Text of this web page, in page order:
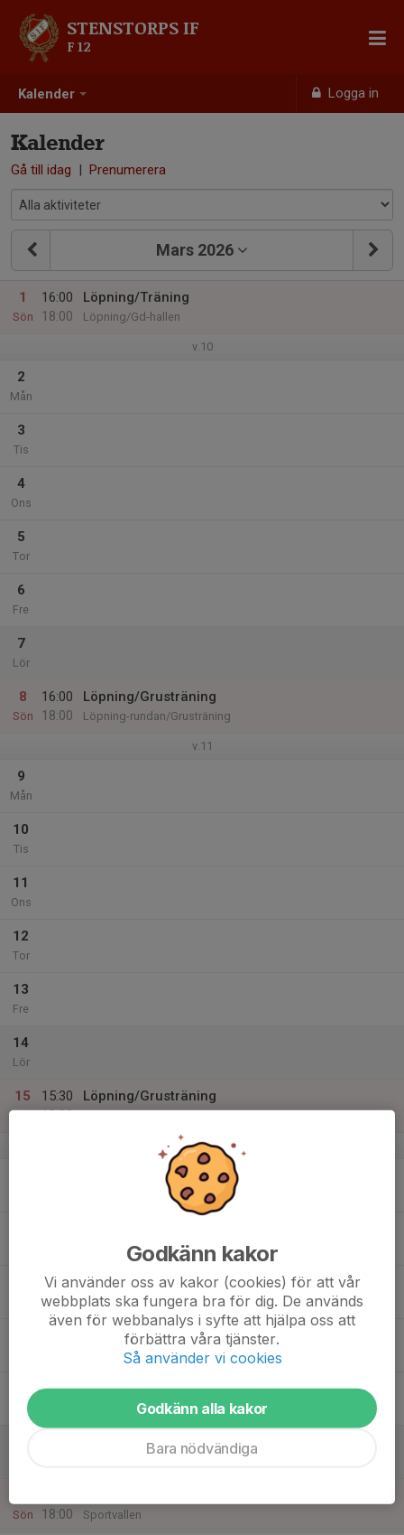
Kalender Logga in
STENSTORPS IF
F 12
Kalender
Gå till idag | Prenumerera
Mars 2026
1
Sön
16:00
18:00
Löpning/Träning
Löpning/Gd-hallen
v.10
2
Mån
3
Tis
4
Ons
5
Tor
6
Fre
7
Lör
8
Sön
16:00
18:00
Löpning/Grusträning
Löpning-rundan/Grusträning
v.11
9
Mån
10
Tis
11
Ons
12
Tor
13
Fre
14
Lör
15
15:30
18:00
Löpning/Grusträning
v.12
Fre
Sön
18:00
Sportvallen
Godkänn kakor
Vi använder oss av kakor (cookies) för att vår
webbplats ska fungera bra för dig. De används
även för webbanalys i syfte att hjälpa oss att
förbättra våra tjänster.
Så använder vi cookies
Godkänn alla kakor
Bara nödvändiga